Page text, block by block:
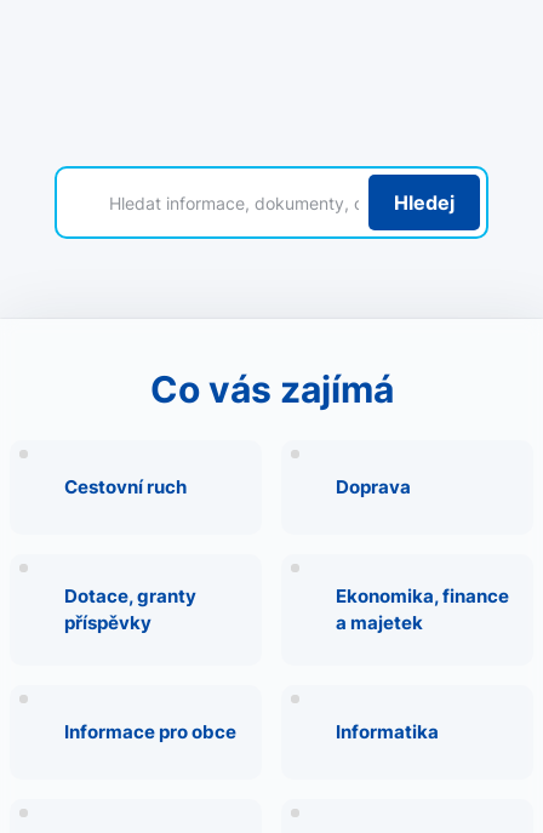
Hledej
Co vás zajímá
Cestovní ruch Doprava
Dotace, granty
příspěvky
Ekonomika, finance
a majetek
Informace pro obce Informatika